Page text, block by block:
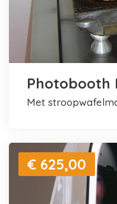
Photobooth
met
€ 625,00